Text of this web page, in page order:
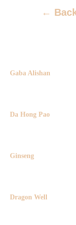
←
Gaba Alishan
Da Hong Pao
Ginseng
Dragon Well